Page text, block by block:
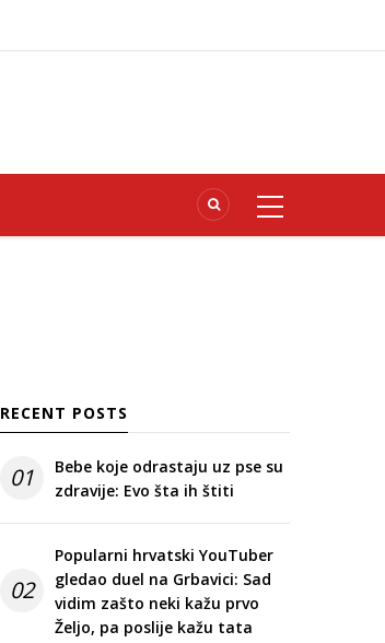
RECENT POSTS
01
Bebe koje odrastaju uz pse su
zdravije: Evo šta ih štiti
02
Popularni hrvatski YouTuber
gledao duel na Grbavici: Sad
vidim zašto neki kažu prvo
Željo, pa poslije kažu tata